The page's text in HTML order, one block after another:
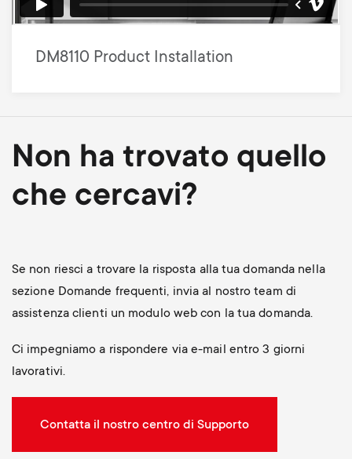
DM8110 Product Installation
Non ha trovato quello
che cercavi?
Se non riesci a trovare la risposta alla tua domanda nella
sezione Domande frequenti, invia al nostro team di
assistenza clienti un modulo web con la tua domanda.
Ci impegniamo a rispondere via e-mail entro 3 giorni
lavorativi.
Contatta il nostro centro di Supporto